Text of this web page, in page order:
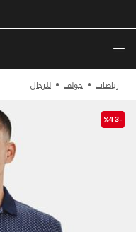
رياضات جولف للرجال
-%43